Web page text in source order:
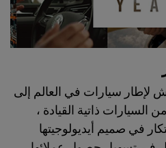
لإطار سيارات في العالم إلى
ذاتية القيادة ،
في صميم أيديولوجيتها